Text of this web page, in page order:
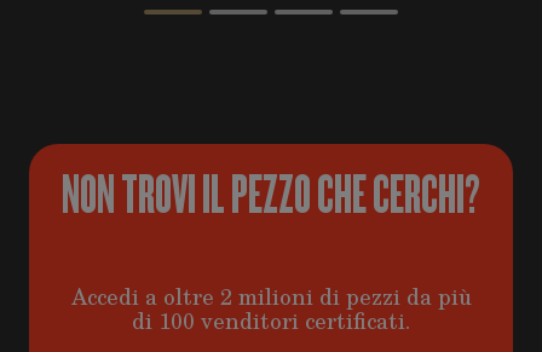
NON TROVI IL PEZZO CHE CERCHI?
Accedi a oltre 2 milioni di pezzi da più
di 100 venditori certificati.